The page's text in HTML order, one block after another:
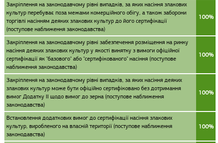
Закріплення на законодавчому рівні випадків, за яких насіння злакових
культур перебуває поза межами комерційного обігу, а також заборони
торгівлі насінням деяких злакових культур до його сертифікації
(поступове наближення законодавства)
100%
Закріплення на законодавчому рівні забезпечення розміщення на ринку
насіння деяких злакових культур у якості винятку з вимоги офіційної
сертифікації як "базового" або "сертифікованого" насіння (поступове
наближення законодавства)
100%
Закріплення на законодавчому рівні випадків, за яких насіння деяких
злакових культур може бути офіційно сертифіковано без дотримання
вимог Додатку II щодо вимог до зерна (поступове наближення
законодавства)
100%
Встановлення додаткових вимог до сертифікації насіння злакових
культур, виробленого на власній території (поступове наближення
законодавства)
100%